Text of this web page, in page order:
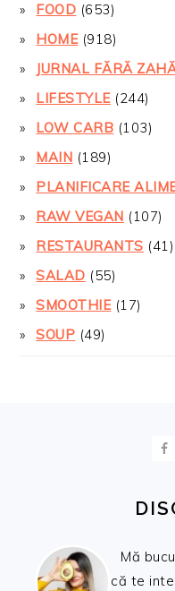
FOOD (653)
HOME(918)
JURNAL FĂRĂ
LIFESTYLE(244)
LOW CARB (103)
MAIN (189)
PLANIFICARE
RAW VEGAN (107)
RESTAURANTS (41)
SALAD (55)
SMOOTHIE(17)
SOUP (49)
Mă
că te